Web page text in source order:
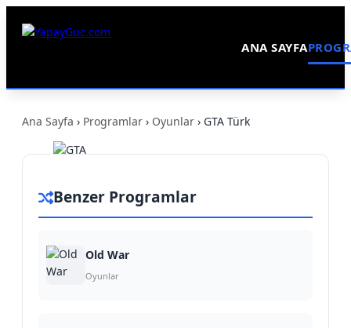
ANA SAYFA
Ana Sayfa › Programlar › Oyunlar › GTA Türk
GTA
Türk
Oyunlar
Benzer Programlar
Old War
Oyunlar